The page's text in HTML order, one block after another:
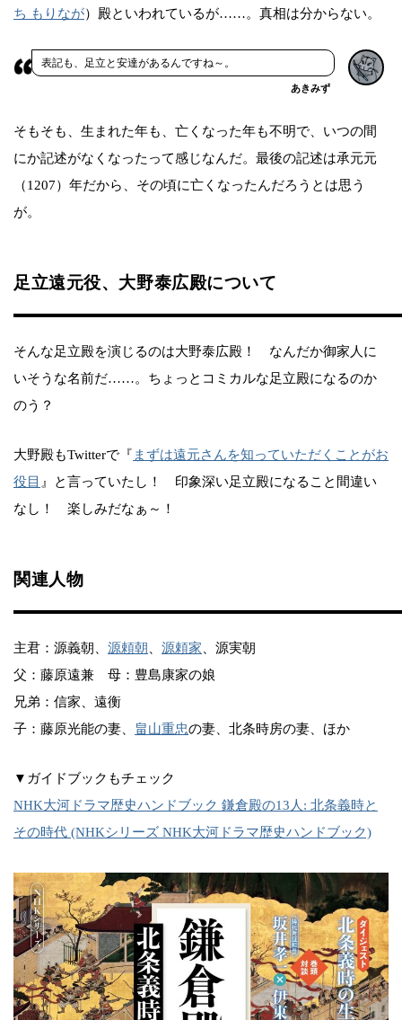
ち もりなが）殿といわれているが……。真相は分からない。
表記も、足立と安達があるんですね～。
あきみず
そもそも、生まれた年も、亡くなった年も不明で、いつの間
にか記述がなくなったって感じなんだ。最後の記述は承元元
（1207）年だから、その頃に亡くなったんだろうとは思う
が。
足立遠元役、大野泰広殿について
そんな足立殿を演じるのは大野泰広殿！ なんだか御家人に
いそうな名前だ……。ちょっとコミカルな足立殿になるのか
のう？
大野殿もTwitterで『 まずは遠元さんを知っていただくことがお
役目 』と言っていたし！ 印象深い足立殿になること間違い
なし！ 楽しみだなぁ～！
関連人物
主君：源義朝、 源頼朝 、 源頼家、源実朝
父：藤原遠兼 母：豊島康家の娘
兄弟：信家、遠衡
子：藤原光能の妻、
畠山重忠の妻、北条時房の妻、ほか
▼ガイドブックもチェック
NHK大河ドラマ歴史ハンドブック 鎌倉殿の13人: 北条義時と
その時代 (NHKシリーズ NHK大河ドラマ歴史ハンドブック)